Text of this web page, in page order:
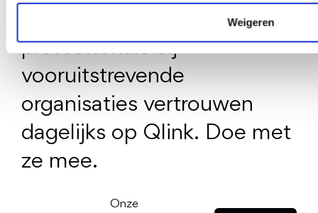
Weigeren
professionals bij
vooruitstrevende
organisaties vertrouwen
dagelijks op Qlink. Doe met
ze mee.
Onze